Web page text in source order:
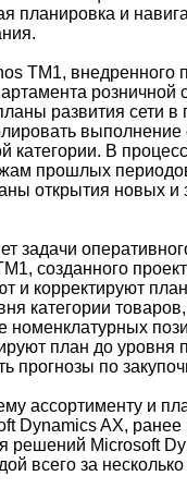
планировка и
TM1, внедренного
розничной
развития сети
категории. В
прошлых
открытия новых и
задачи
созданного
и корректируют
категории
номенклатурных
план до
прогнозы по
ассортименту и
Dynamics AX,
решений Microsoft
всего за